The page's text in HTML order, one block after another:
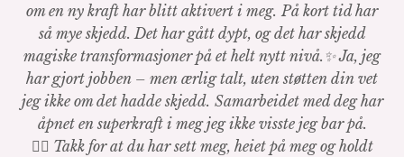
om en ny kraft har blitt aktivert i meg. På kort tid har
så mye skjedd. Det har gått dypt, og det har skjedd
magiske transformasjoner på et helt nytt nivå.✨ Ja, jeg
har gjort jobben – men ærlig talt, uten støtten din vet
jeg ikke om det hadde skjedd. Samarbeidet med deg har
åpnet en superkraft i meg jeg ikke visste jeg bar på.
🧚‍♀️ Takk for at du har sett meg, heiet på meg og holdt